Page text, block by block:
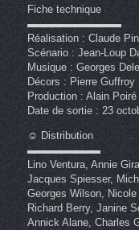
Fiche technique
▬▬▬▬▬▬▬▬▬
Réalisation : Claude
Scénario : Jean-Loup
Musique : Georges
Décors : Pierre Guffroy
Production : Alain Poiré
Date de sortie : 23
☺ Distribution
▬▬▬▬▬▬▬
Lino Ventura, Annie
Jacques Spiesser,
Georges Wilson,
Richard Berry, Janine
Annick Alane, Charles